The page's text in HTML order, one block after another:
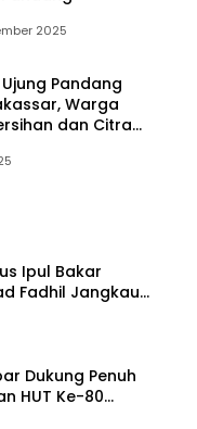
2025
Pandang
Warga
dan Citra
Ipul Bakar
Fadhil Jangkau
Kurang Mampu
Dukung Penuh
HUT Ke-80